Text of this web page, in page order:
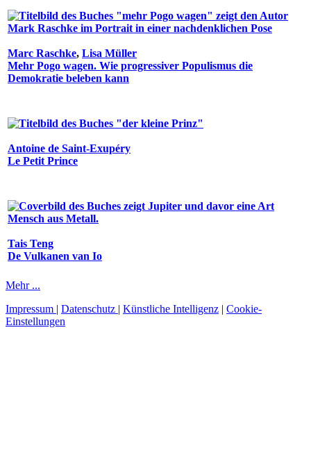
Marc Raschke, Lisa Müller
Mehr Pogo wagen. Wie progressiver Populismus die
Demokratie beleben kann
Antoine de Saint-Exupéry
Le Petit Prince
Tais Teng
De Vulkanen van Io
Mehr ...
Impressum | Datenschutz | Künstliche Intelligenz | Cookie-
Einstellungen